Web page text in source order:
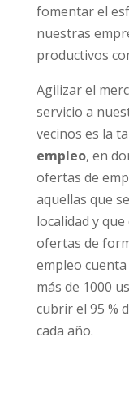
fomentar el
nuestras
productivos
Agilizar el
servicio a
vecinos es la
empleo, en
ofertas de
aquellas que
localidad y
ofertas de
empleo
más de 1000
cubrir el 95 %
cada año.